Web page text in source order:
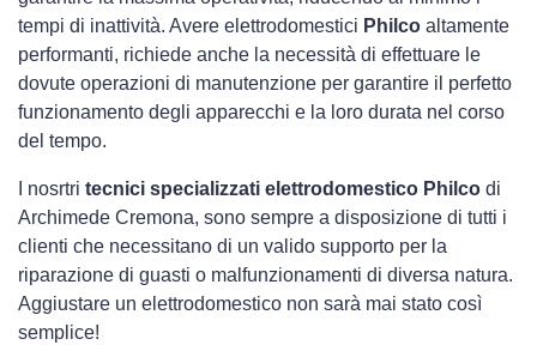
tempi di inattività. Avere elettrodomestici Philco altamente
performanti, richiede anche la necessità di effettuare le
dovute operazioni di manutenzione per garantire il perfetto
funzionamento degli apparecchi e la loro durata nel corso
del tempo.
I nosrtri tecnici specializzati elettrodomestico Philco di
Archimede Cremona, sono sempre a disposizione di tutti i
clienti che necessitano di un valido supporto per la
riparazione di guasti o malfunzionamenti di diversa natura.
Aggiustare un elettrodomestico non sarà mai stato così
semplice!